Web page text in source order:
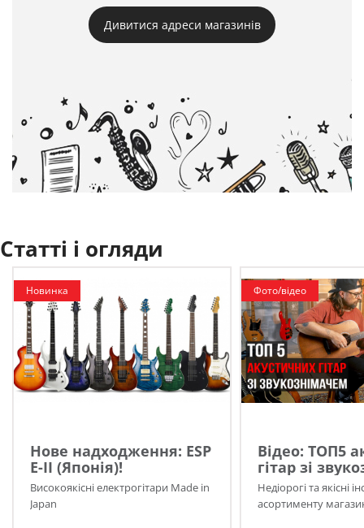
Дивитися адреси магазинів
Статті і огляди
Новинка
Нове надходження: ESP
E-II (Японія)!
Високоякісні електрогітари Made in
Japan
Фото/відео
Відео: ТОП5
гітар зі
Недіорогі та якісні
асортименту